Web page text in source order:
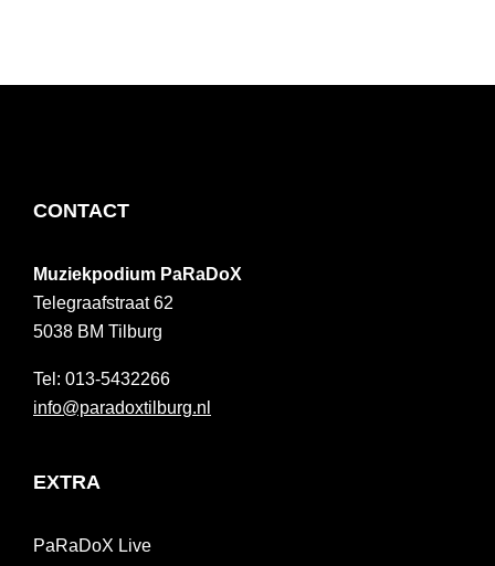
FOOTER
CONTACT
Muziekpodium PaRaDoX
Telegraafstraat 62
5038 BM Tilburg
013-5432266
info@paradoxtilburg.nl
EXTRA
PaRaDoX Live